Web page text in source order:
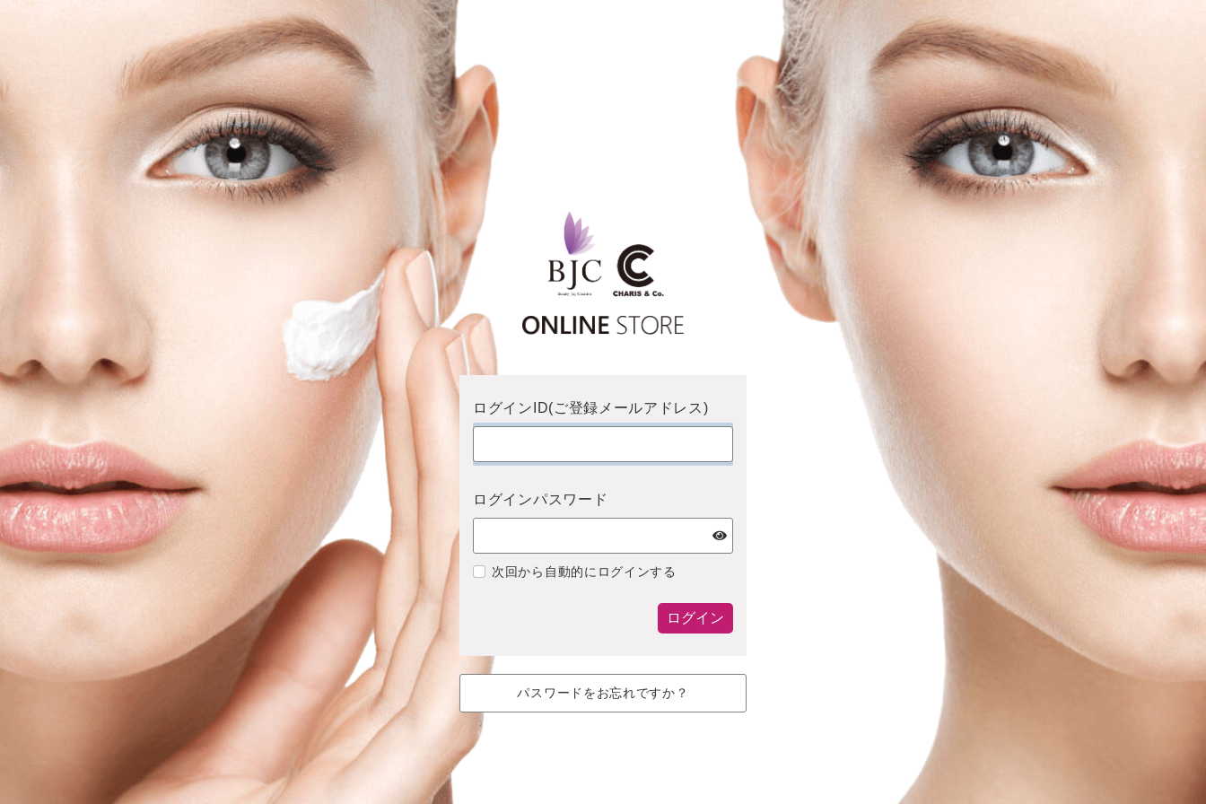
ログインID(ご登録メールアドレス)
ログインパスワード
次回から自動的にログインする
ログイン
パスワードをお忘れですか？